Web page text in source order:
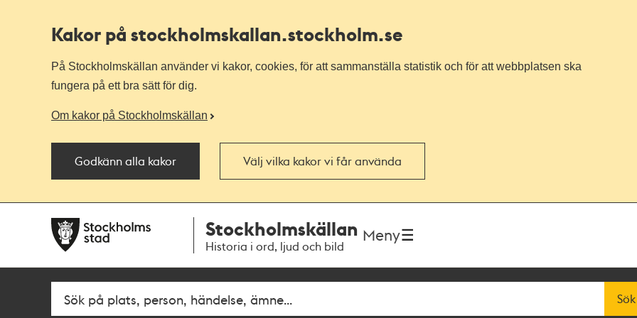
Kakor på stockholmskallan.stockholm.se
På Stockholmskällan använder vi kakor, cookies, för att sammanställa statistik och för att webbplatsen ska
fungera på ett bra sätt för dig.
Om kakor på Stockholmskällan
Godkänn alla kakor Välj vilka kakor vi får använda
navigationen
huvudinnehållet
Stockholmskällan
Historia i ord, ljud och bild
Meny
Fritextsök Sök